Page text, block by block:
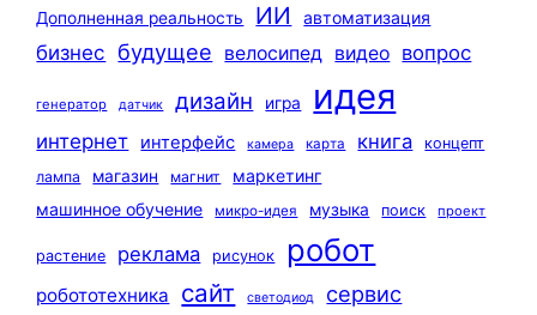
Дополненная реальность ИИ автоматизация
бизнес будущее велосипед видео вопрос
генератор датчик дизайн игра идея
интернет интерфейс камера карта книга
концепт
лампа
магазин магнит
маркетинг
машинное обучение
микро-идея музыка поиск проект
растение реклама рисунок робот
робототехника сайт светодиод сервис